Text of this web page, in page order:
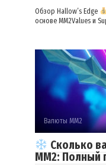
Обзор Hallow’s Edge
основе MM2Values и
Валюты ММ2
Сколько
ММ2: Полный